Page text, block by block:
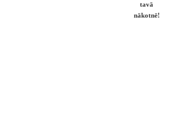
tavā
nākotnē!